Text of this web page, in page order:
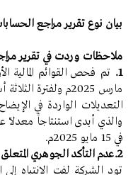
بيان نوع تقرير مراجع
ملاحظات وردت في تقرير
1.
والذي أبدى استنتاجاً معدلاً
في 15 مايو 2025م.
2.عدم التأكد الجوهري المتعلق بمبدأ الاستمرارية